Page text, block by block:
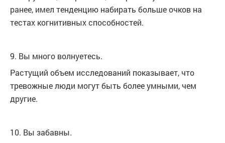
ранее, имел тенденцию набирать больше очков на
тестах когнитивных способностей.
9. Вы много волнуетесь.
Растущий объем исследований показывает, что
тревожные люди могут быть более умными, чем
другие.
10. Вы забавны.